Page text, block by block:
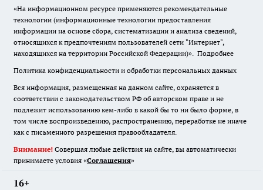
«На информационном ресурсе применяются рекомендательные
технологии (информационные технологии предоставления
информации на основе сбора, систематизации и анализа сведений,
относящихся к предпочтениям пользователей сети "Интернет",
находящихся на территории Российской Федерации)». Подробнее
Политика конфиденциальности и обработки персональных данных
Вся информация, размещенная на данном сайте, охраняется в
соответствии с законодательством РФ об авторском праве и не
подлежит использованию кем-либо в какой бы то ни было форме, в
том числе воспроизведению, распространению, переработке не иначе
как с письменного разрешения правообладателя.
Внимание! Совершая любые действия на сайте, вы автоматически
принимаете условия «Cоглашения»
16+